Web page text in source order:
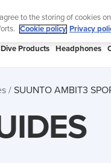
Dive Products Headphones
SUUNTO AMBIT3
to the storing of cookies
Cookie policy Privacy